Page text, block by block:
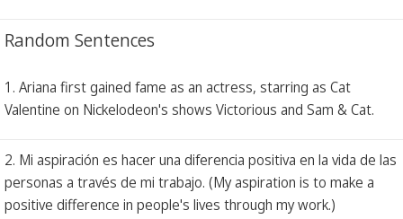
Random Sentences
1. Ariana first gained fame as an actress, starring as Cat
Valentine on Nickelodeon's shows Victorious and Sam & Cat.
2. Mi aspiración es hacer una diferencia positiva en la vida de las
personas a través de mi trabajo. (My aspiration is to make a
positive difference in people's lives through my work.)